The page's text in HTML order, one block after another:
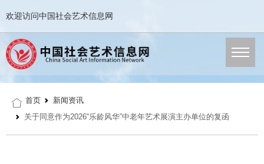
欢迎访问中国社会艺术信息网
首页
新闻资讯
关于同意作为2026“乐龄风华”中老年艺术展演主办单位的复函